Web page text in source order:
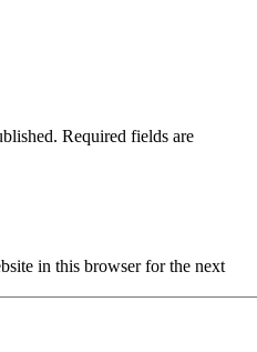
Required fields are
in this browser for the next